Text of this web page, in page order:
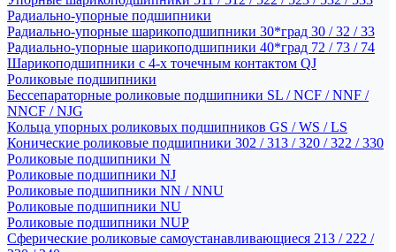
Радиально-упорные подшипники
Радиально-упорные шарикоподшипники 30*град 30 / 32 / 33
Радиально-упорные шарикоподшипники 40*град 72 / 73 / 74
Шарикоподшипники с 4-х точечным контактом QJ
Роликовые подшипники
Бессепараторные роликовые подшипники SL / NCF / NNF /
NNCF / NJG
Кольца упорных роликовых подшипников GS / WS / LS
Конические роликовые подшипники 302 / 313 / 320 / 322 / 330
Роликовые подшипники N
Роликовые подшипники NJ
Роликовые подшипники NN / NNU
Роликовые подшипники NU
Роликовые подшипники NUP
Сферические роликовые самоустанавливающиеся 213 / 222 /